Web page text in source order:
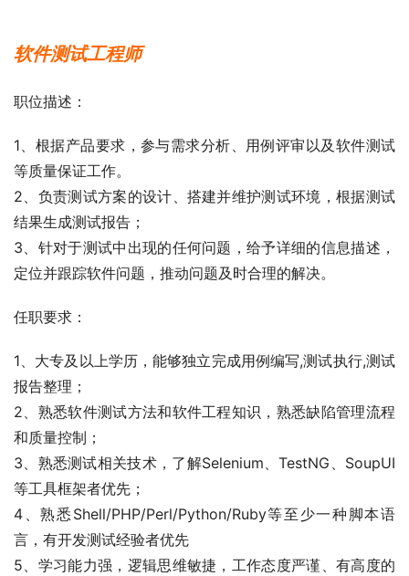
软件测试工程师
职位描述：
1、根据产品要求，参与需求分析、用例评审以及软件测试
等质量保证工作。
2、负责测试方案的设计、搭建并维护测试环境，根据测试
结果生成测试报告；
3、针对于测试中出现的任何问题，给予详细的信息描述，
定位并跟踪软件问题，推动问题及时合理的解决。
任职要求：
1、大专及以上学历，能够独立完成用例编写,测试执行,测试
报告整理；
2、熟悉软件测试方法和软件工程知识，熟悉缺陷管理流程
和质量控制；
3、熟悉测试相关技术，了解Selenium、TestNG、SoupUI
等工具框架者优先；
4、熟悉Shell/PHP/Perl/Python/Ruby等至少一种脚本语
言，有开发测试经验者优先
5、学习能力强，逻辑思维敏捷，工作态度严谨、有高度的